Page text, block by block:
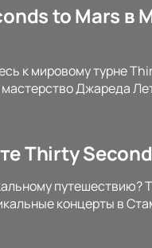
to Mars в
к мировому турне
Джареда
Thirty
концерты в